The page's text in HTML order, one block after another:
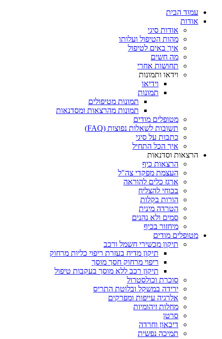
עמוד הבית
אודות
אודות סיגי
מהות הטיפול ועלותו
איך באים לטיפול
מה חשים
תחושות אחרי
וידאו ותמונות
וידיאו
תמונות
תמונות מטיפולים
תמונות מהרצאות ומסדנאות
מטופלים מודים
תשובות לשאלות נפוצות (FAQ)
כתבות על סיגי
איך הכל התחיל
הרצאות וסדנאות
הרצאות כיף
העצמת מפקדי צה"ל
ארגז כלים להוראה
בכוחי להצליח
הורות בקלות
הטרדה מינית
סמים ולא נהנים
מיחזור בכיף
מטופלים מודים
תיקון מכשירי חשמל ורכב
תיקון מדיח בעזרת ריפוי כליות מרחוק
ריפוי מרחוק חסך מוסך
תיקון רכב ללא מוסך בעקבות טיפול
סוכרת וכולסטרול
ירידה במשקל ובלוטת התריס
אלרגיה עייפות ומפרקים
מחלות זיהומיות
סרטן
דיכאון וחרדה
תמיכה נפשית